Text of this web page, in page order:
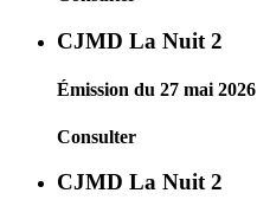
CJMD La Nuit 2
Émission du 27 mai 2026
Consulter
CJMD La Nuit 2